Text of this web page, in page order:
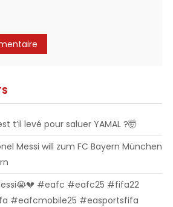
t’il levé pour saluer YAMAL ?🤯
Messi will zum FC Bayern München
#eafc #eafc25 #fifa22
#eafcmobile25 #easportsfifa